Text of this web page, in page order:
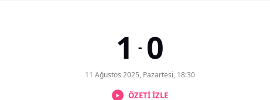
1 - 0
11 Ağustos 2025, Pazartesi, 18:30
ÖZETİ İZLE